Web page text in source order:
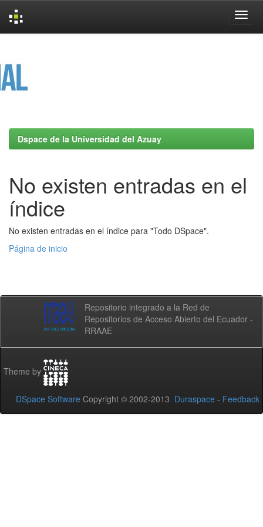
Dspace de la Universidad del Azuay
No existen entradas en el
índice
No existen entradas en el índice para "Todo DSpace".
Página de inicio
Repositorio integrado a la Red de
Repositorios de Acceso Abierto del Ecuador -
RRAAE
Theme by
DSpace Software Copyright © 2002-2013 Duraspace - Feedback